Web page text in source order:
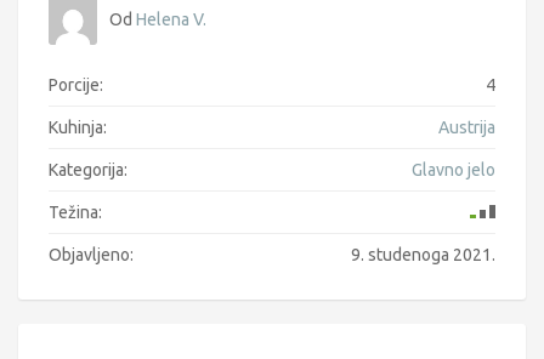
Od Helena V.
Porcije: 4
Kuhinja: Austrija
Kategorija: Glavno jelo
Težina:
Objavljeno: 9. studenoga 2021.